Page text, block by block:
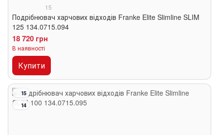
15
Подрібнювач харчових відходів Franke Elite Slimline SLIM
125 134.0715.094
18 720 грн
В наявності
Купити
15
14